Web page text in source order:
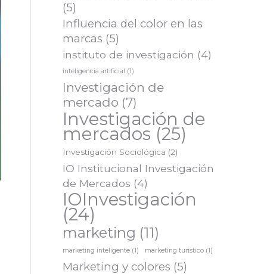
(5)
Influencia del color en las
marcas (5)
instituto de investigación (4)
inteligencia artificial (1)
Investigación de
mercado (7)
Investigación de
mercados (25)
Investigación Sociológica (2)
IO Institucional Investigación
de Mercados (4)
IOInvestigación
(24)
marketing (11)
marketing inteligente (1) marketing turístico (1)
Marketing y colores (5)